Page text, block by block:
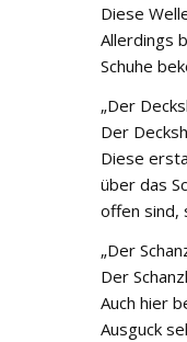
Diese
Allerdings
Schuhe
„Der
Der
Diese
über das
offen sind,
„Der
Der
Auch hier
Ausguck